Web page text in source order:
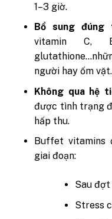
1–3 giờ.
Bổ sung đúng
vitamin C,
người hay ốm vặt.
Không qua hệ
được tình trạng
hấp thu.
Buffet vitamins
giai đoạn:
Sau đợt
Stress